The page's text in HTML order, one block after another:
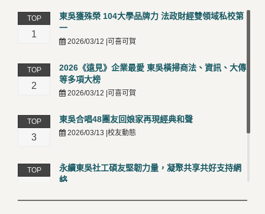
TOP
1
東吳獲殊榮 104大學品牌力 法政財經雙領域私校第
一
2026/03/12 |可喜可賀
TOP
2
2026《遠見》企業最愛 東吳橫掃商法、資訊、大傳
等多項大榜
2026/03/12 |可喜可賀
TOP
3
東吳合唱48團友回娘家再現經典和聲
2026/03/13 |校友動態
TOP
永續東吳社工碩友堅韌力量，凝聚共享共好支持網
絡